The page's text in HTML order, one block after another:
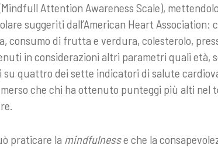
Attention Awareness Scale),
suggeriti dall’American Heart Association:
consumo di frutta e verdura, colesterolo,
in considerazioni altri parametri quali età,
su quattro dei sette indicatori di salute
che chi ha ottenuto punteggi più alti nel
praticare la mindfulnesse che la